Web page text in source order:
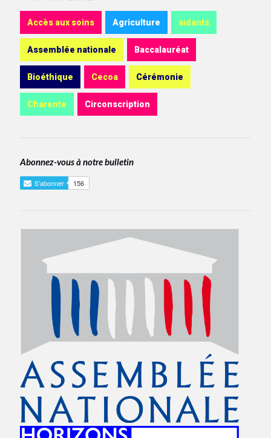
Accès aux soins Agriculture aidants
Assemblée nationale Baccalauréat
Bioéthique Cecoa Cérémonie
Charente Circonscription
Abonnez-vous à notre bulletin